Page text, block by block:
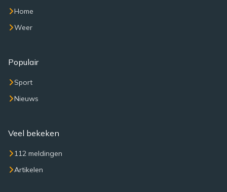
Home
Weer
Populair
Sport
Nieuws
Veel bekeken
112 meldingen
Artikelen